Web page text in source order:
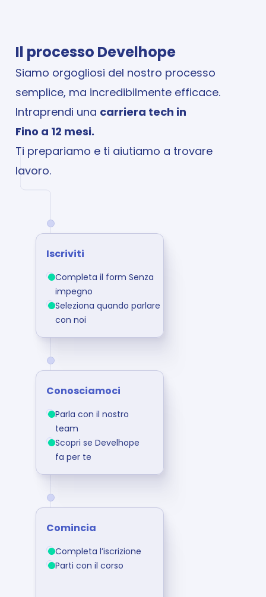
Il processo Develhope
Siamo orgogliosi del nostro processo
semplice, ma incredibilmente efficace.
Intraprendi una carriera tech in
Fino a 12 mesi.
Ti prepariamo e ti aiutiamo a trovare
lavoro.
Iscriviti
Completa il form Senza
impegno
Seleziona quando parlare
con noi
Conosciamoci
Parla con il nostro
team
Scopri se Develhope
fa per te
Comincia
Completa l’iscrizione
Parti con il corso